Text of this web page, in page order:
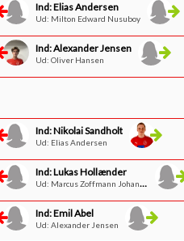
Ind: Elias Andersen
Ud: Milton Edward Nusuboy
Ind: Alexander Jensen
Ud: Oliver Hansen
Ind: Nikolai Sandholt
Ud: Elias Andersen
Ind: Lukas Hollænder
Ud: Marcus Zoffmann Johansen
Ind: Emil Abel
Ud: Alexander Jensen